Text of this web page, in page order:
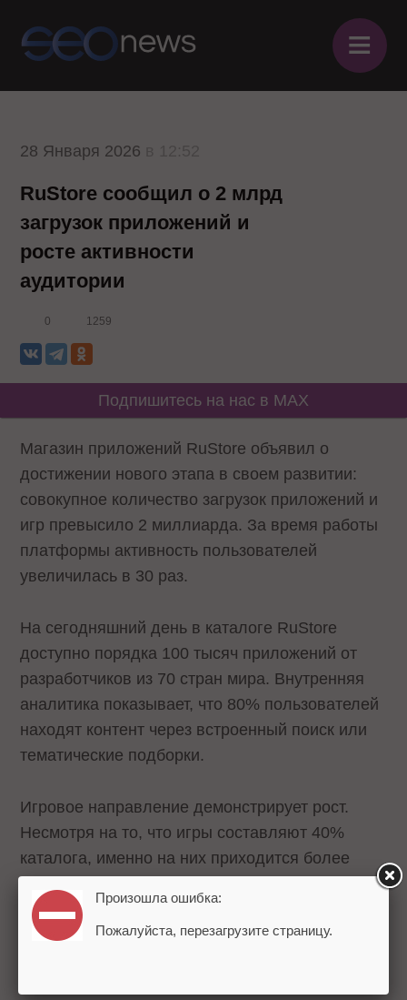
≡
28 Января 2026
RuStore сообщил о 2 млрд
загрузок приложений и
росте активности
аудитории
0 1259
Подпишитесь на нас в MAX
Магазин приложений RuStore объявил о
достижении нового этапа в своем развитии:
совокупное количество загрузок приложений и
игр превысило 2 миллиарда. За время работы
платформы активность пользователей
увеличилась в 30 раз.
На сегодняшний день в каталоге RuStore
доступно порядка 100 тысяч приложений от
разработчиков из 70 стран мира. Внутренняя
аналитика показывает, что 80% пользователей
находят контент через встроенный поиск или
тематические подборки.
Игровое направление демонстрирует рост.
Несмотря на то, что игры составляют 40%
каталога, именно на них приходится более
80% всех платежей внутри платформы.
Активнее всего пользователи совершают
покупки во время игровых событий и
Произошла ошибка:
Пожалуйста, перезагрузите страницу.